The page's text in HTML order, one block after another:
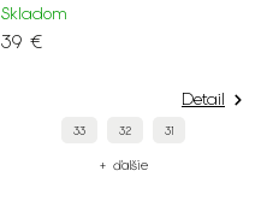
Skladom
39 €
Detail
33 32 31
+ ďalšie